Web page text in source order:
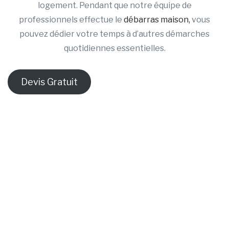
logement. Pendant que notre équipe de
professionnels effectue le débarras maison, vous
pouvez dédier votre temps à d’autres démarches
quotidiennes essentielles.
Devis Gratuit